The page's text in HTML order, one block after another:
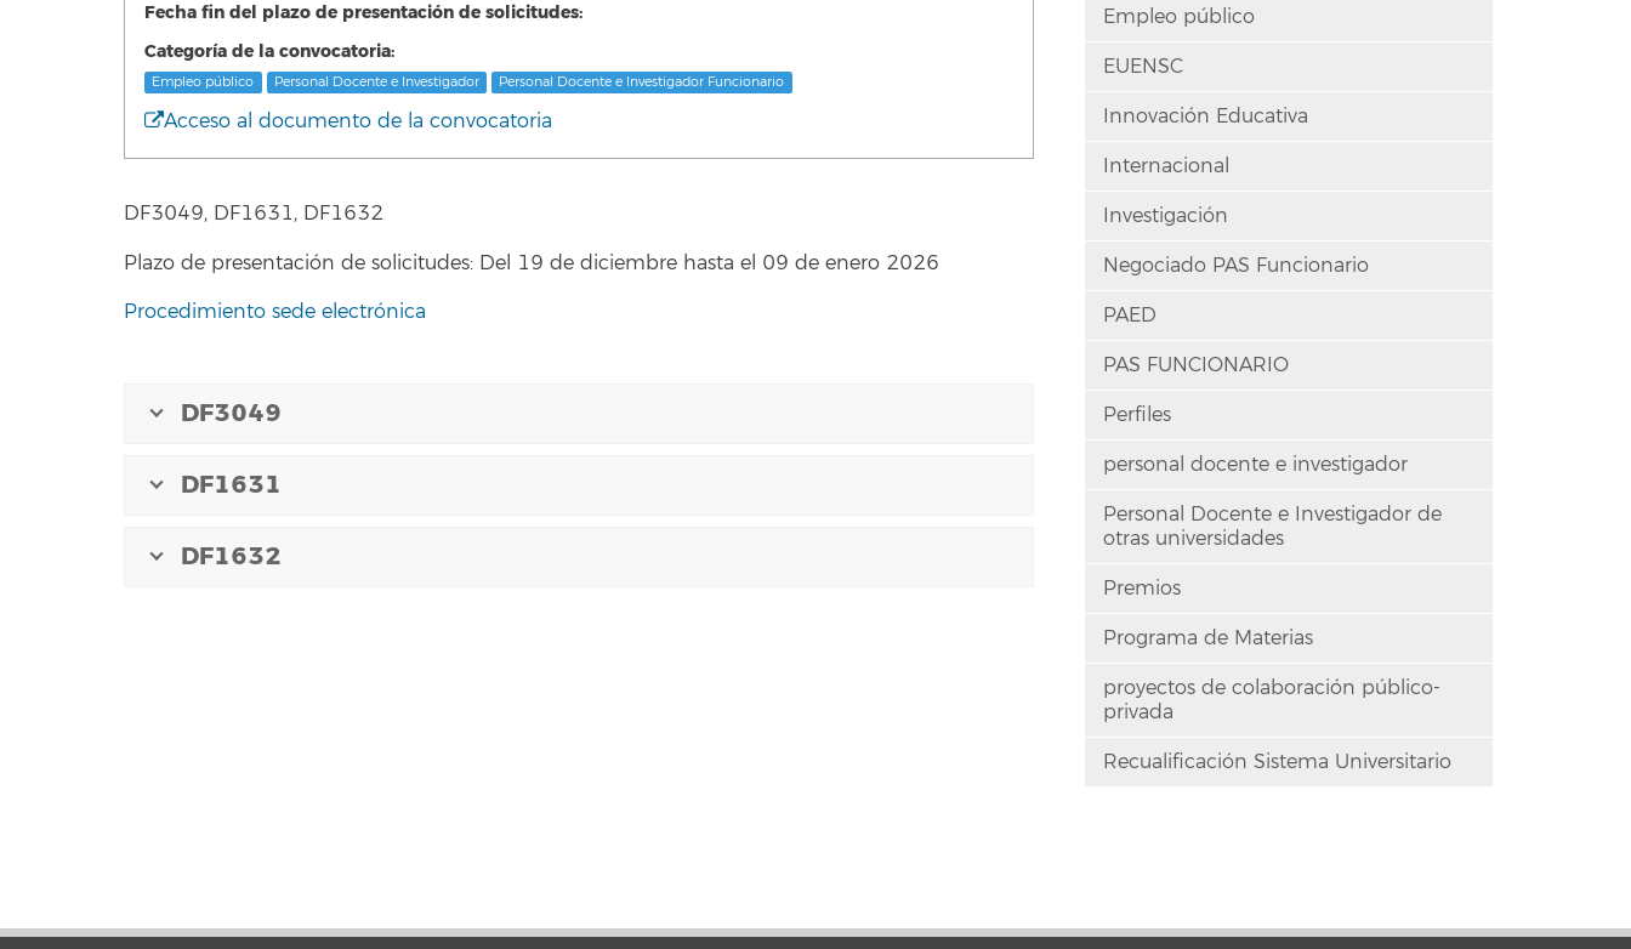
Fecha fin del plazo de presentación de solicitudes:
Categoría de la convocatoria:
Empleo público Personal Docente e Investigador Personal Docente e Investigador Funcionario
Acceso al documento de la convocatoria
DF3049, DF1631, DF1632
Plazo de presentación de solicitudes: Del 19 de diciembre hasta el 09 de enero 2026
Procedimiento sede electrónica
DF3049
DF1631
DF1632
Empleo público
EUENSC
Innovación Educativa
Internacional
Investigación
Negociado PAS Funcionario
PAED
PAS FUNCIONARIO
Perfiles
personal docente e investigador
Personal Docente e Investigador de
otras universidades
Premios
Programa de Materias
proyectos de colaboración público-
privada
Recualificación Sistema Universitario